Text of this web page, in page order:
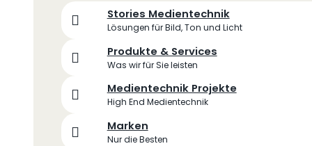
Stories Medientechnik
Lösungen für Bild, Ton und Licht
Produkte & Services
Was wir für Sie leisten
Medientechnik Projekte
High End Medientechnik
Marken
Nur die Besten